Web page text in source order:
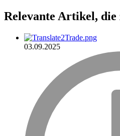
Relevante Artikel, die
03.09.2025